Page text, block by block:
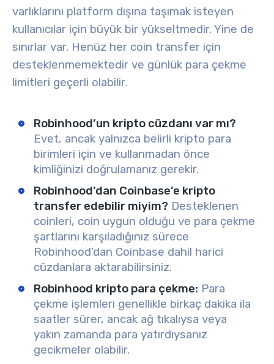
varlıklarını platform dışına taşımak isteyen
kullanıcılar için büyük bir yükseltmedir. Yine de
sınırlar var. Henüz her coin transfer için
desteklenmemektedir ve günlük para çekme
limitleri geçerli olabilir.
Robinhood’un kripto cüzdanı var mı?
Evet, ancak yalnızca belirli kripto para
birimleri için ve kullanmadan önce
kimliğinizi doğrulamanız gerekir.
Robinhood’dan Coinbase’e kripto
transfer edebilir miyim? Desteklenen
coinleri, coin uygun olduğu ve para çekme
şartlarını karşıladığınız sürece
Robinhood’dan Coinbase dahil harici
cüzdanlara aktarabilirsiniz.
Robinhood kripto para çekme: Para
çekme işlemleri genellikle birkaç dakika ila
saatler sürer, ancak ağ tıkalıysa veya
yakın zamanda para yatırdıysanız
gecikmeler olabilir.